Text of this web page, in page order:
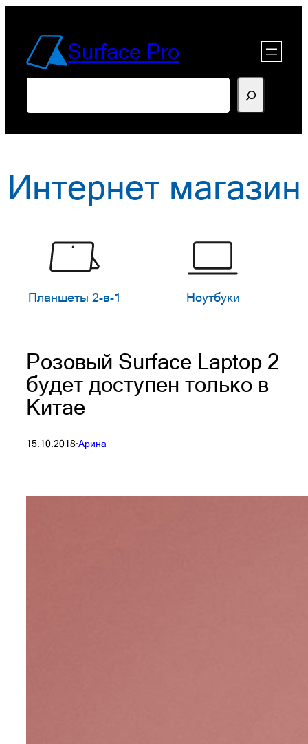
содержимомуSurface Pro
Интернет магазин
Планшеты 2-в-1 Ноутбуки
Розовый Surface Laptop 2
будет доступен только в
Китае
15.10.2018·Арина